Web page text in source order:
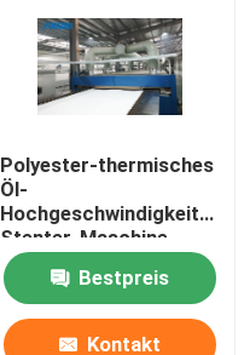
Polyester-thermisches
Öl-
Stenter-Maschine
Stenter-Veredlung
Bestpreis
Kontakt